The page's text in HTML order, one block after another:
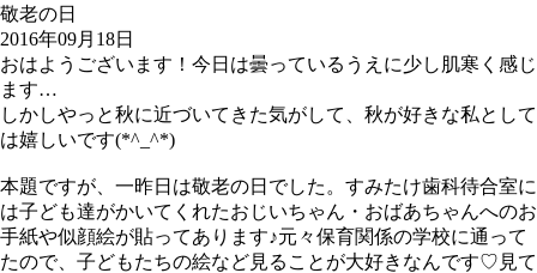
敬老の日
2016年09月18日
おはようございます！今日は曇っているうえに少し肌寒く感じ
ます…
しかしやっと秋に近づいてきた気がして、秋が好きな私として
は嬉しいです(*^_^*)
本題ですが、一昨日は敬老の日でした。すみたけ歯科待合室に
は子ども達がかいてくれたおじいちゃん・おばあちゃんへのお
手紙や似顔絵が貼ってあります♪元々保育関係の学校に通って
たので、子どもたちの絵など見ることが大好きなんです♡見て